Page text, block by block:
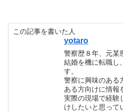
この記事を書いた人
yotaro
警察歴８年、元某
結婚を機に転職し
す。
警察に興味のある
ある方向けに情報
実際の現場で経験
けしたいと思って